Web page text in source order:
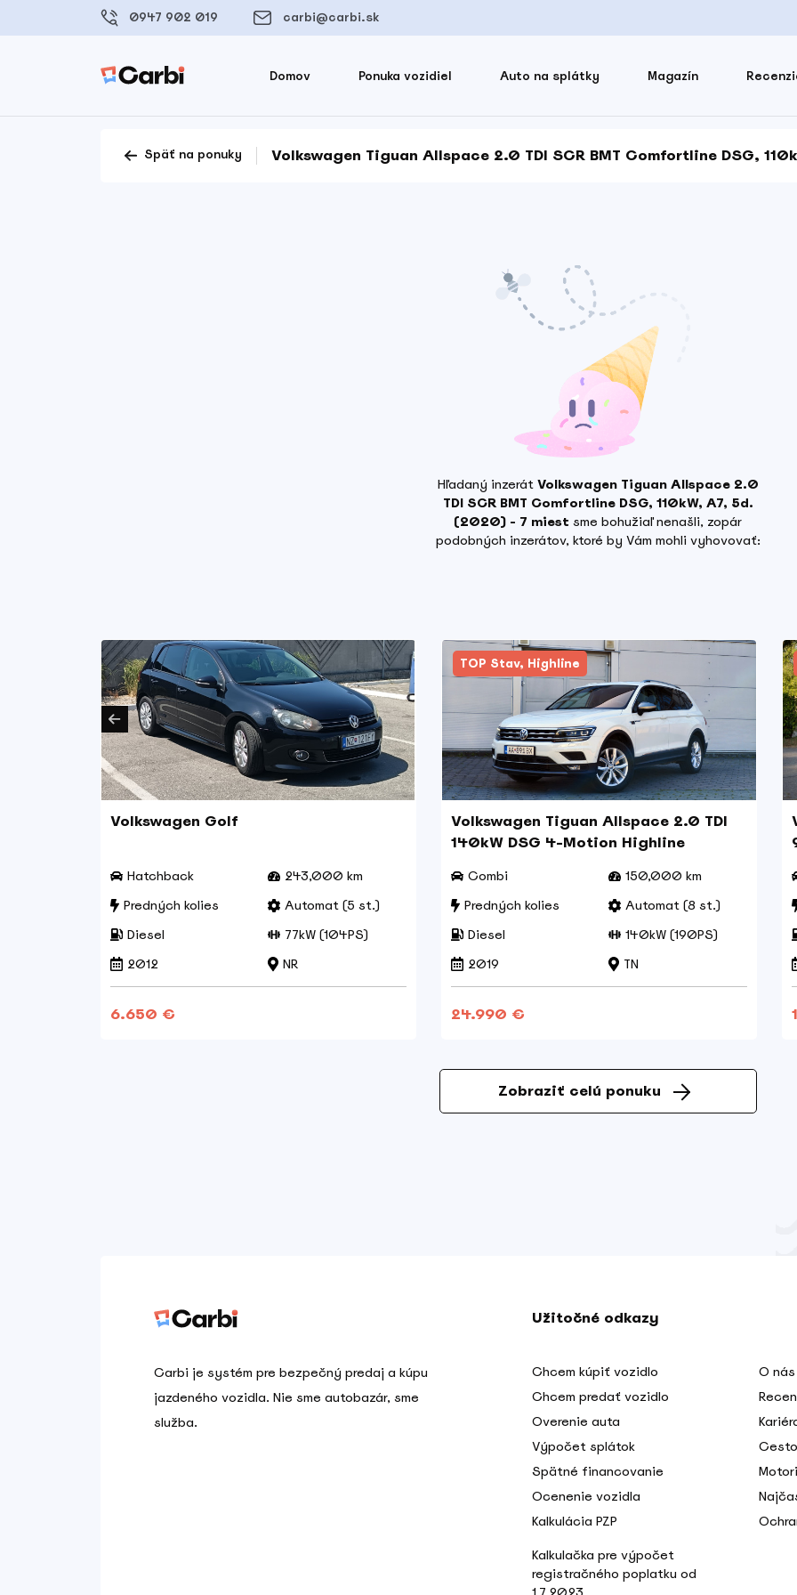
0947 902 019 carbi@carbi.sk
Domov Ponuka vozidiel Auto na splátky Magazín
Späť na ponuky Volkswagen Tiguan Allspace 2.0 TDI SCR BMT Comfortline DSG,
Hľadaný inzerátVolkswagen Tiguan Allspace 2.0
TDI SCR BMT Comfortline DSG, 110kW, A7, 5d.
(2020) - 7 miest sme bohužiaľ nenašli, zopár
podobných inzerátov, ktoré by Vám mohli vyhovovať:
Volkswagen Golf
Hatchback
243,000 km
Predných kolies
Automat (5 st.)
Diesel
77kW (104PS)
2012
NR
6.650 €
TOP Stav, Highline
Volkswagen Tiguan Allspace 2.0 TDI
140kW DSG 4-Motion Highline
Combi
150,000 km
Predných kolies
Automat (8 st.)
Diesel
140kW (190PS)
2019
TN
24.990 €
Zobraziť celú ponuku
Carbi je systém pre bezpečný predaj a kúpu
jazdeného vozidla. Nie sme autobazár, sme
služba.
Užitočné odkazy
Chcem kúpiť vozidlo
Chcem predať vozidlo
Overenie auta
Výpočet splátok
Spätné financovanie
Ocenenie vozidla
Kalkulácia PZP
O nás
Kalkulačka pre výpočet
registračného poplatku od